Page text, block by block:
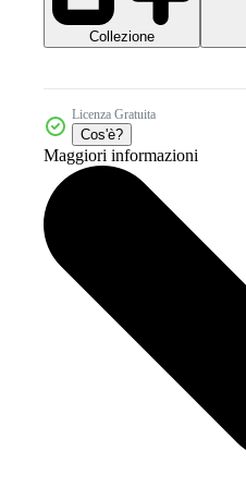
Collezione
Licenza Gratuita
Cos'è?
Maggiori informazioni